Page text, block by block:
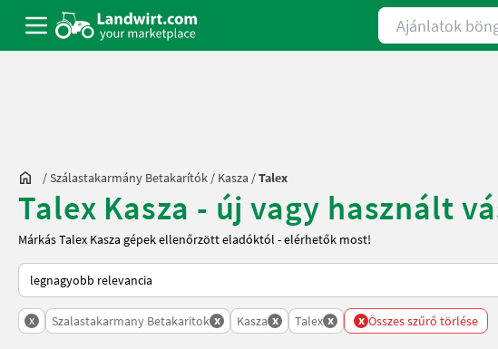
Ajánlatok
/Szálastakarmány Betakarítók / Kasza /Talex
Talex Kasza - új vagy használt
Márkás Talex Kasza gépek ellenőrzött eladóktól - elérhetők most!
Így van sorba rendezve a Landwirt.com-on
x Szalastakarmany Betakaritok x Kasza x Talex x x Összes szűrő törlése